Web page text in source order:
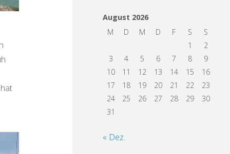
August 2026
M
D M D F S
S
1
2
3
4 5 6 7 8
9
10
11 12 13 14 15
16
17
18 19 20 21 22
23
24
25 26 27 28 29
30
31
« Dez.